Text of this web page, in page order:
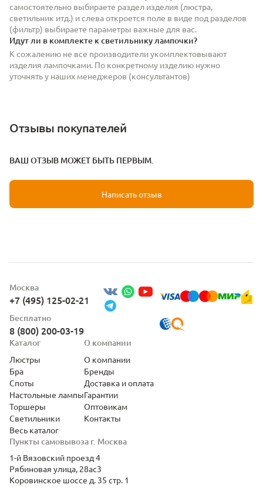
самостоятельно выбираете раздел изделия (люстра,
светильник итд.) и слева откроется поле в виде под разделов
(фильтр) выбираете параметры важные для вас.
Идут ли в комплекте к светильнику лампочки?
К сожалению не все производители укомплектовывают
изделия лампочками. По конкретному изделию нужно
уточнять у наших менеджеров (консультантов)
Отзывы покупателей
ВАШ ОТЗЫВ МОЖЕТ БЫТЬ ПЕРВЫМ.
Написать отзыв
Москва
+7 (495) 125-02-21
Бесплатно
8 (800) 200-03-19
Пункты самовывоза г. Москва
1-й Вязовский проезд 4
Рябиновая улица, 28ас3
Коровинское шоссе д. 35 стр. 1
Каталог
Люстры
Бра
Споты
Настольные лампы
Торшеры
Светильники
Весь каталог
О компании
О компании
Бренды
Доставка и оплата
Гарантии
Оптовикам
Контакты